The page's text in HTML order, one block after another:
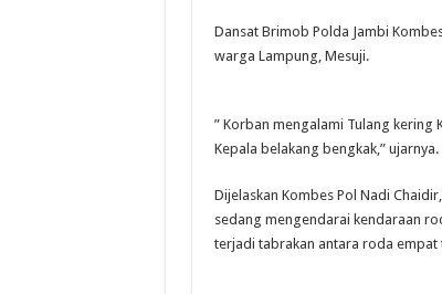
Dansat Brimob Polda Jambi
warga Lampung, Mesuji.
” Korban mengalami Tulang kering
Kepala belakang bengkak,” ujarnya.
Dijelaskan Kombes Pol Nadi
sedang mengendarai kendaraan
terjadi tabrakan antara roda